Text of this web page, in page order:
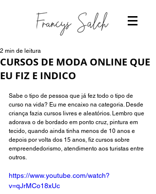
CURSOS DE MODA ONLINE QUE
EU FIZ E INDICO
2 min de leitura
Sabe o tipo de pessoa que já fez todo o tipo de
curso na vida? Eu me encaixo na categoria. Desde
criança fazia cursos livres e aleatórios. Lembro que
adorava o de bordado em ponto cruz, pintura em
tecido, quando ainda tinha menos de 10 anos e
depois por volta dos 15 anos, fiz cursos sobre
empreendedorismo, atendimento aos turistas entre
outros.
https://www.youtube.com/watch?
v=qJrMCo18xUc